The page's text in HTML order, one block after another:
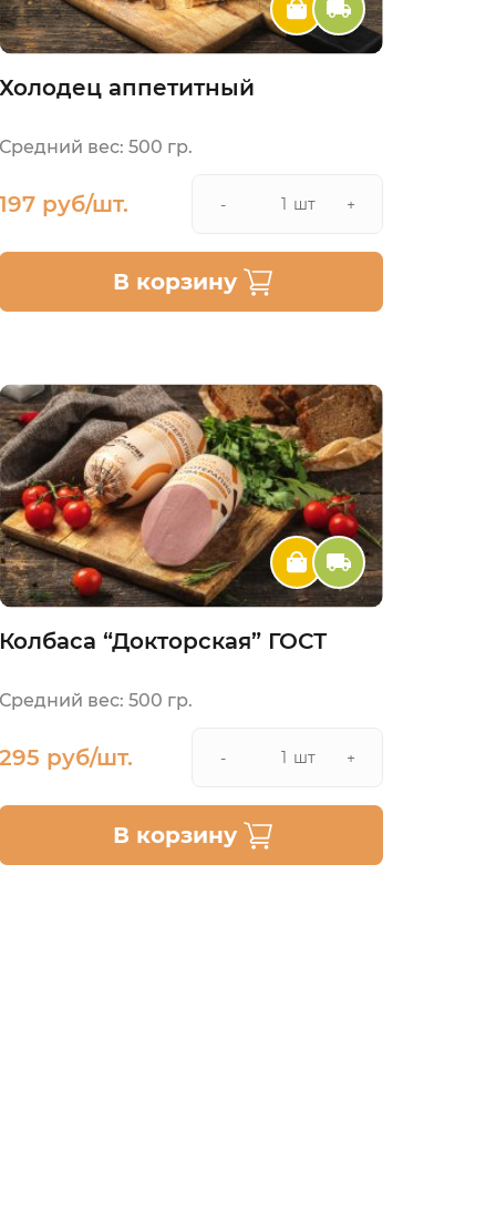
Холодец аппетитный
Средний вес: 500 гр.
197 руб/шт. - шт +
В корзину
Колбаса “Докторская” ГОСТ
Средний вес: 500 гр.
295 руб/шт. - шт +
В корзину